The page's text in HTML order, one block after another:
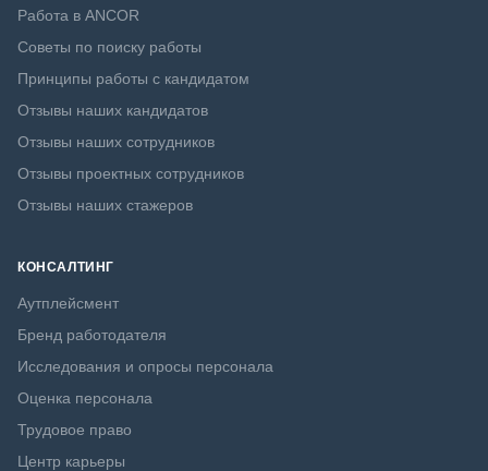
Работа в ANCOR
Советы по поиску работы
Принципы работы с кандидатом
Отзывы наших кандидатов
Отзывы наших сотрудников
Отзывы проектных сотрудников
Отзывы наших стажеров
КОНСАЛТИНГ
Аутплейсмент
Бренд работодателя
Исследования и опросы персонала
Оценка персонала
Трудовое право
Центр карьеры